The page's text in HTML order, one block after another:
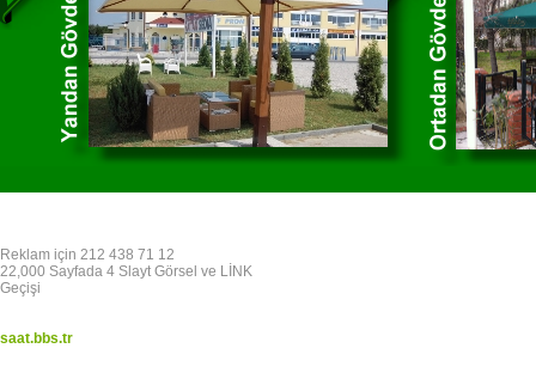
Reklam için 212 438 71 12
22,000 Sayfada 4 Slayt Görsel ve LİNK
Geçişi
saat.bbs.tr